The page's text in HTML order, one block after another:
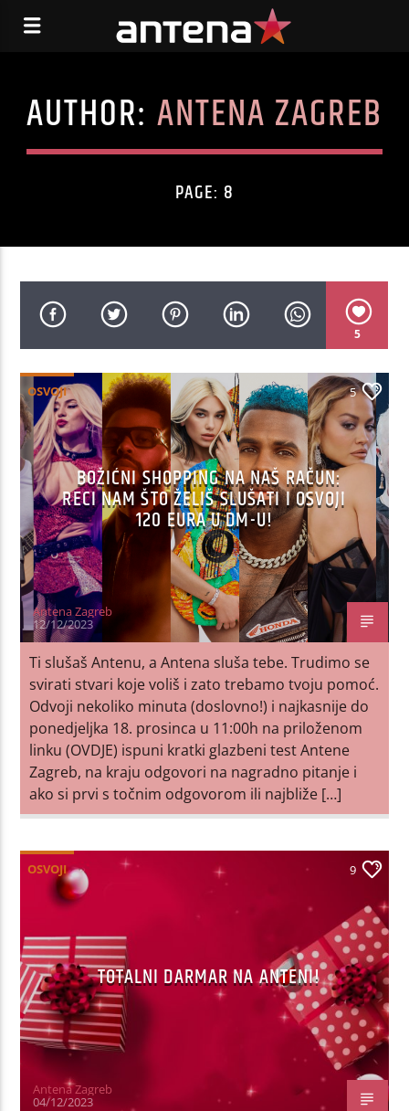
AUTHOR: ANTENA ZAGREB
PAGE: 8
5
OSVOJI 5
BOŽIĆNI SHOPPING NA NAŠ RAČUN:
RECI NAM ŠTO ŽELIŠ SLUŠATI I OSVOJI
120 EURA U DM-U!
Antena Zagreb
12/12/2023
Ti slušaš Antenu, a Antena sluša tebe. Trudimo se
svirati stvari koje voliš i zato trebamo tvoju pomoć.
Odvoji nekoliko minuta (doslovno!) i najkasnije do
ponedjeljka 18. prosinca u 11:00h na priloženom
linku (OVDJE) ispuni kratki glazbeni test Antene
Zagreb, na kraju odgovori na nagradno pitanje i
ako si prvi s točnim odgovorom ili najbliže […]
OSVOJI 9
TOTALNI DARMAR NA ANTENI!
Antena Zagreb
04/12/2023